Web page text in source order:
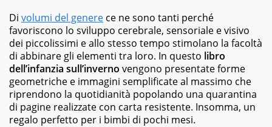
Di volumi del genere ce ne sono tanti perché
favoriscono lo sviluppo cerebrale, sensoriale e visivo
dei piccolissimi e allo stesso tempo stimolano la facoltà
di abbinare gli elementi tra loro. In questo libro
dell’infanzia sull’inverno vengono presentate forme
geometriche e immagini semplificate al massimo che
riprendono la quotidianità popolando una quarantina
di pagine realizzate con carta resistente. Insomma, un
regalo perfetto per i bimbi di pochi mesi.